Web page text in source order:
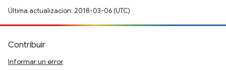
Última actualización: 2018-03-06 (UTC)
Contribuir
Informar un error